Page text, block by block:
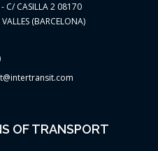
C/ CASILLA 2 08170
(BARCELONA)
OF TRANSPORT